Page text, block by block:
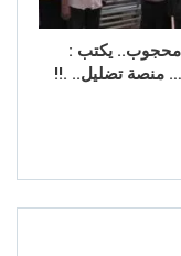
يكتب :
… منصة تضليل.. .!!